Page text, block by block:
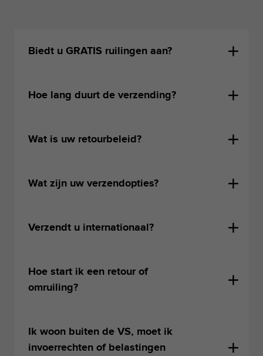
Biedt u GRATIS ruilingen aan?
Hoe lang duurt de verzending?
Wat is uw retourbeleid?
Wat zijn uw verzendopties?
Verzendt u internationaal?
Hoe start ik een retour of
omruiling?
Ik woon buiten de VS, moet ik
invoerrechten of belastingen